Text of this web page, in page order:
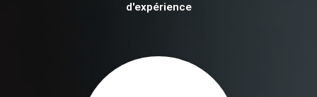
d'expérience